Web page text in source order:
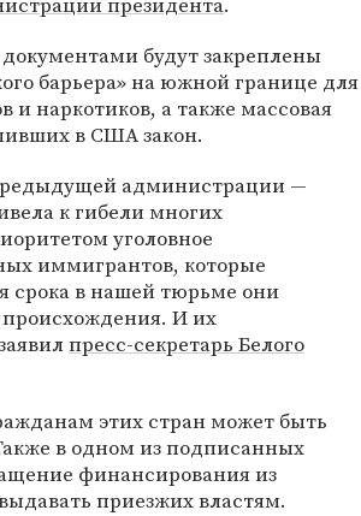
будут закреплены
барьера» на южной границе для
и наркотиков, а также массовая
в США закон.
администрации —
к гибели многих
уголовное
иммигрантов, которые
срока в нашей тюрьме они
происхождения. И их
пресс-секретарь Белого
этих стран может быть
в одном из подписанных
финансирования из
приезжих властям.